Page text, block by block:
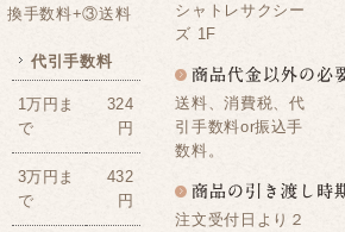
換手数料+③送料
代引手数料
1万円ま
で
324
円
3万円ま
で
432
円
シャトレサクシー
ズ 1F
送料、消費税、代
引手数料or振込手
数料。
注文受付日より２